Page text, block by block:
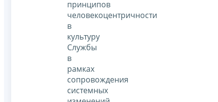
принципов
человекоцентричности
в
культуру
Службы
в
рамках
сопровождения
системных